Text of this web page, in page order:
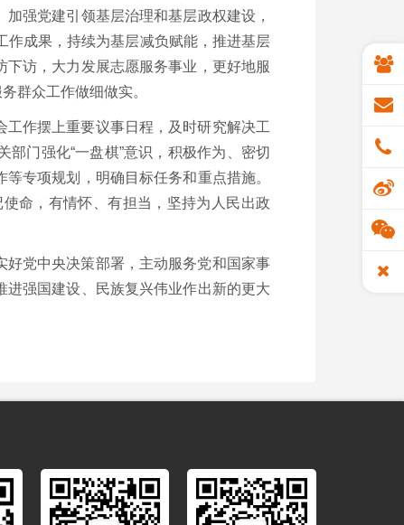
强党建引领基层治理和基层政权建设，
作成果，持续为基层减负赋能，推进基层
访，大力发展志愿服务事业，更好地服
群众工作做细做实。
作摆上重要议事日程，及时研究解决工
门强化“一盘棋”意识，积极作为、密切
专项规划，明确目标任务和重点措施。
命，有情怀、有担当，坚持为人民出政
党中央决策部署，主动服务党和国家事
强国建设、民族复兴伟业作出新的更大